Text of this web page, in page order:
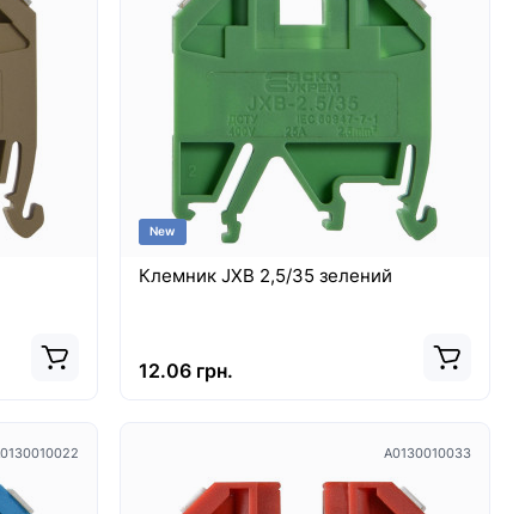
New
Клемник JXB 2,5/35 зелений
12.06 грн.
A0130010033